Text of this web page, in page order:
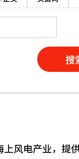
搜
上风电产业，提